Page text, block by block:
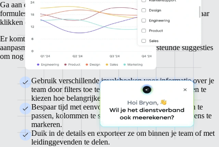
Ga aan de slag met eenvoudige, krachtige rapporten waar je geen
formules of BI-tools voor nodig hebt. Filter en bestudeer in een paar
klikken de gegevens die voor jouw team het belangrijkst zijn.
Er komt nog meer flexibiliteit aan, zoals uitgebreidere
aanpasmogelijkheden, slimmere filters en AI-ondersteunde suggesties
om nog sneller te werken.
Gebruik verschillende invalshoeken voor informatie over je
team door filters toe te passen, velden toe te voegen en te
kiezen hoe belangrijke gegevens worden getoond.
Bespaar tijd met eenvoudige tools om weergaven aan te
passen, kolommen te selecteren en belangrijke gegevens te
markeren.
Duik in de details en exporteer ze om binnen je team of met
leidinggevenden te delen.